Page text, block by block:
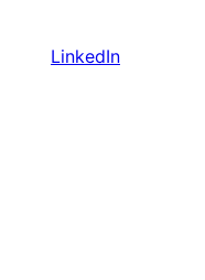
LinkedIn